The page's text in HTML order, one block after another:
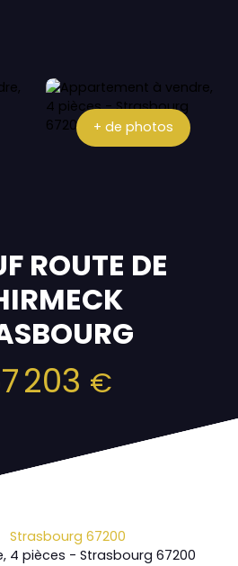
+ de photos
ROUTE DE
203 €
Strasbourg 67200
4 pièces - Strasbourg 67200